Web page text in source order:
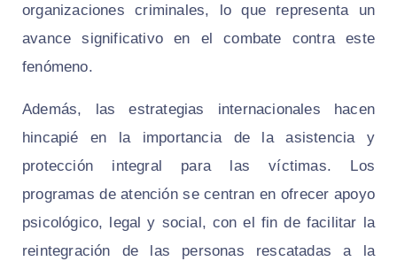
organizaciones criminales, lo que representa un
avance significativo en el combate contra este
fenómeno.
Además, las estrategias internacionales hacen
hincapié en la importancia de la asistencia y
protección integral para las víctimas. Los
programas de atención se centran en ofrecer apoyo
psicológico, legal y social, con el fin de facilitar la
reintegración de las personas rescatadas a la